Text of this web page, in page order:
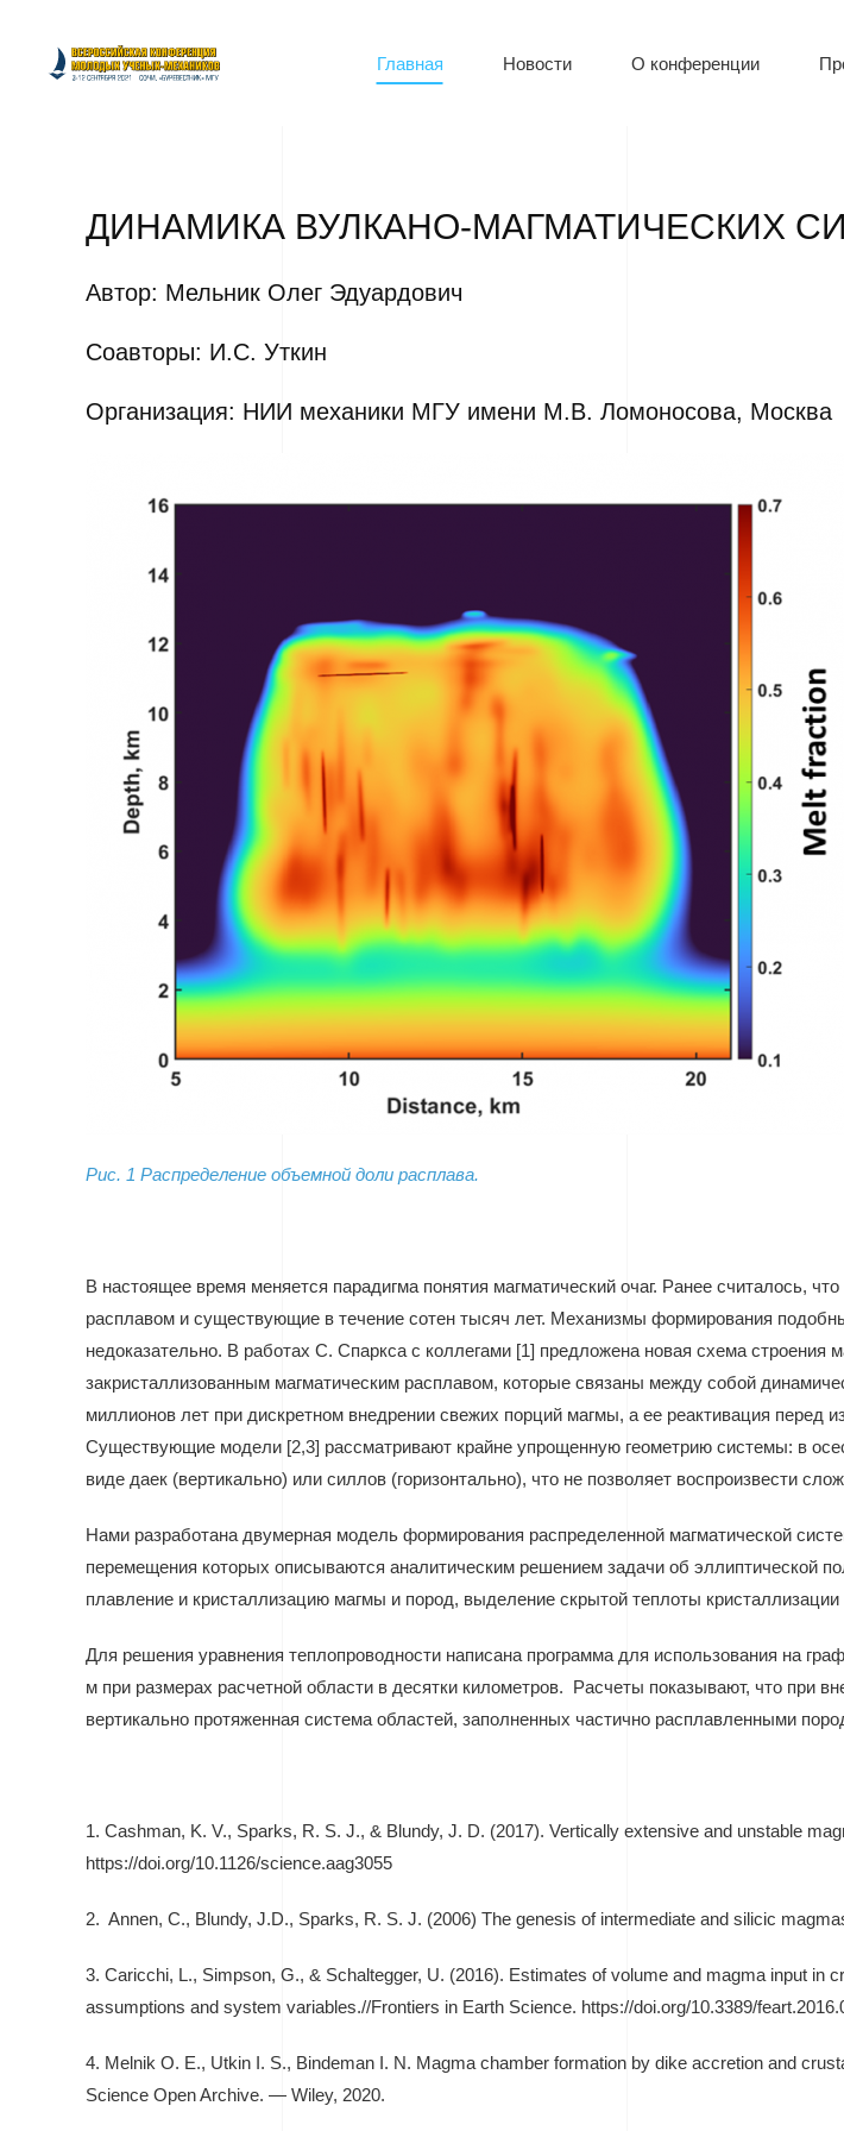
Главная Новости О конференции
ДИНАМИКА ВУЛКАНО-МАГМАТИЧЕСКИХ
Автор: Мельник Олег Эдуардович
Соавторы: И.С. Уткин
Организация: НИИ механики МГУ имени М.В. Ломоносова, Москва
Рис. 1 Распределение объемной доли расплава.
В настоящее время меняется парадигма понятия магматический очаг. Ранее считалось,
расплавом и существующие в течение сотен тысяч лет. Механизмы формирования
недоказательно. В работах С. Спаркса с коллегами [1] предложена новая схема
закристаллизованным магматическим расплавом, которые связаны между собой
миллионов лет при дискретном внедрении свежих порций магмы, а ее реактивация перед
Существующие модели [2,3] рассматривают крайне упрощенную геометрию системы: в
виде даек (вертикально) или силлов (горизонтально), что не позволяет воспроизвести
Нами разработана двумерная модель формирования распределенной магматической
перемещения которых описываются аналитическим решением задачи об эллиптической
плавление и кристаллизацию магмы и пород, выделение скрытой теплоты
Для решения уравнения теплопроводности написана программа для использования на
м при размерах расчетной области в десятки километров. Расчеты показывают, что при
вертикально протяженная система областей, заполненных частично расплавленными
1. Cashman, K. V., Sparks, R. S. J., & Blundy, J. D. (2017). Vertically extensive and unstable
https://doi.org/10.1126/science.aag3055
2. Annen, C., Blundy, J.D., Sparks, R. S. J. (2006) The genesis of intermediate and silicic
3. Caricchi, L., Simpson, G., & Schaltegger, U. (2016). Estimates of volume and magma input
assumptions and system variables.//Frontiers in Earth Science. https://doi.org/10.3389/
4. Melnik O. E., Utkin I. S., Bindeman I. N. Magma chamber formation by dike accretion and
Science Open Archive. — Wiley, 2020.